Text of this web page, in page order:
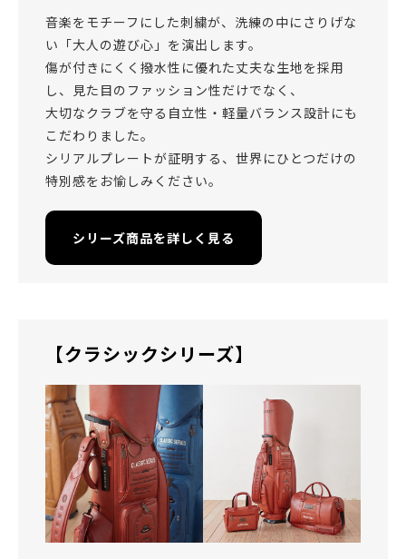
音楽をモチーフにした刺繍が、洗練の中にさりげな
い「大人の遊び心」を演出します。
傷が付きにくく撥水性に優れた丈夫な生地を採用
し、見た目のファッション性だけでなく、
大切なクラブを守る自立性・軽量バランス設計にも
こだわりました。
シリアルプレートが証明する、世界にひとつだけの
特別感をお愉しみください。
シリーズ商品を詳しく見る
【クラシックシリーズ】